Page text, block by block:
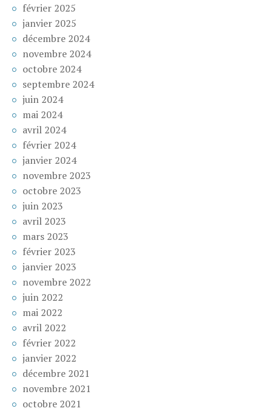
février 2025
janvier 2025
décembre 2024
novembre 2024
octobre 2024
septembre 2024
juin 2024
mai 2024
avril 2024
février 2024
janvier 2024
novembre 2023
octobre 2023
juin 2023
avril 2023
mars 2023
février 2023
janvier 2023
novembre 2022
juin 2022
mai 2022
avril 2022
février 2022
janvier 2022
décembre 2021
novembre 2021
octobre 2021